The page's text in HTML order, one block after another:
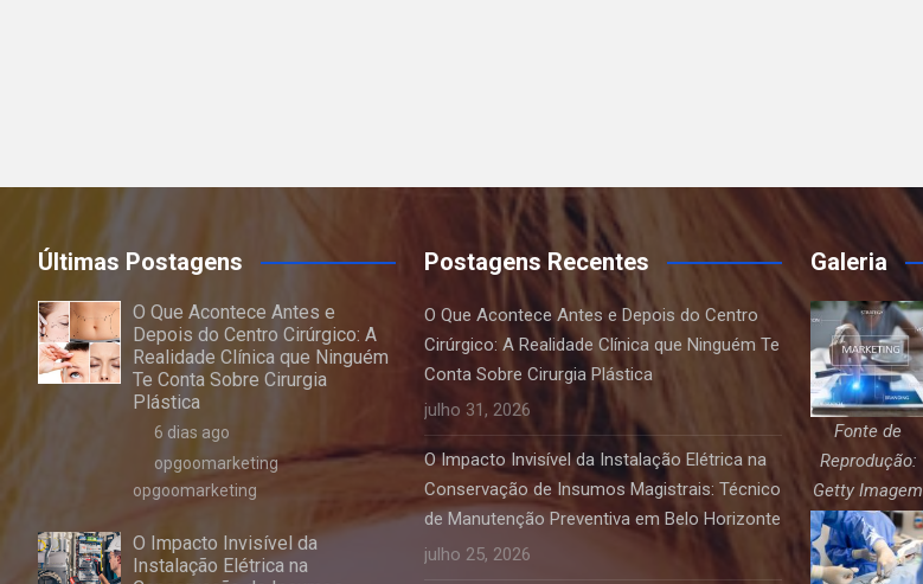
Últimas Postagens
O Que Acontece Antes e
Depois do Centro Cirúrgico: A
Realidade Clínica que Ninguém
Te Conta Sobre Cirurgia
Plástica
6 dias ago
opgoomarketing
opgoomarketing
O Impacto Invisível da
Instalação Elétrica na
Postagens Recentes
O Que Acontece Antes e Depois do Centro
Cirúrgico: A Realidade Clínica que Ninguém Te
Conta Sobre Cirurgia Plástica
julho 31, 2026
O Impacto Invisível da Instalação Elétrica na
Conservação de Insumos Magistrais: Técnico
de Manutenção Preventiva em Belo Horizonte
julho 25, 2026
Galeria
Fonte de
Reprodução:
Getty Imagem